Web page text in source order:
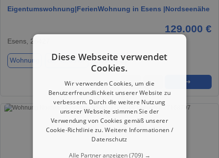
Eigentumswohnung|FerienWohnung in Esens |Nordseenähe
129.000 €
Esens, 26427
Wohnung ca. 42,00 m² Zimmer 2
★ ➦ ➜
Diese Webseite verwendet
Cookies.
Wir verwenden Cookies, um die
Benutzerfreundlichkeit unserer Website zu
verbessern. Durch die weitere Nutzung
unserer Webseite stimmen Sie der
Verwendung von Cookies gemäß unserer
Cookie-Richtlinie zu.Weitere Informationen /
Datenschutz
Alle Partner anzeigen(709) →